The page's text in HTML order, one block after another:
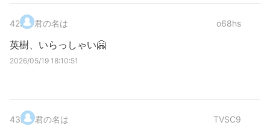
42. 君の名は o68hs
英樹、いらっしゃい🤗
2026/05/19 18:10:51
43. 君の名は TVSC9